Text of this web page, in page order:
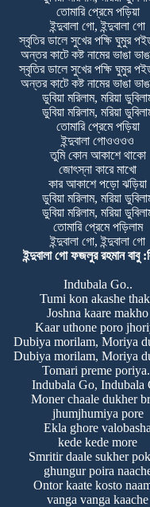
তোমারি প্রেমে পড়িয়া
ইন্দুবালা গো, ইন্দুবালা গো
স্বৃতির ডালে সুখের পক্ষি ঘুমুর
অন্তর কাটে কষ্ট নামের ভাঙা
স্বৃতির ডালে সুখের পক্ষি ঘুমুর
অন্তর কাটে কষ্ট নামের ভাঙা
ডুবিয়া মরিলাম, মরিয়া
ডুবিয়া মরিলাম, মরিয়া
তোমারি প্রেমে পড়িয়া
ইন্দুবালা গোওওওও
তুমি কোন আকাশে থাকো
জোৎস্না কারে মাখো
কার আকাশে পড়ো ঝড়িয়া
ডুবিয়া মরিলাম, মরিয়া
ডুবিয়া মরিলাম, মরিয়া
তোমারি প্রেমে পড়িলাম
ইন্দুবালা গো, ইন্দুবালা গো
ইন্দুবালা গো ফজলুর রহমান বাবু
Indubala Go..
Tumi kon akashe
Joshna kaare makho
Kaar uthone poro
Dubiya morilam, Moriya
Dubiya morilam, Moriya
Tomari preme
Indubala Go, Indubala
Moner chaale dukher
jhumjhumiya pore
Ekla ghore valobasha
kede kede more
Smritir daale sukher
ghungur poira
Ontor kaate kosto
vanga vanga kaache